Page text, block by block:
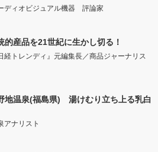
ディオビジュアル機器 評論家
産品を21世紀に生かし切る！
トレンディ』元編集長／商品ジャーナリス
温泉(福島県) 湯けむり立ち上る乳白
アナリスト